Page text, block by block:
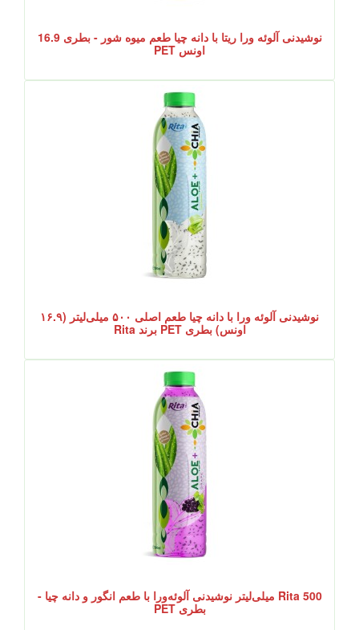
نوشیدنی آلوئه ورا ریتا با دانه چیا طعم میوه شور - بطری 16.9
اونس PET
نوشیدنی آلوئه ورا با دانه چیا طعم اصلی ۵۰۰ میلی‌لیتر (۱۶.۹
اونس) بطری PET برند Rita
Rita 500 میلی‌لیتر نوشیدنی آلوئه‌ورا با طعم انگور و دانه چیا -
بطری PET